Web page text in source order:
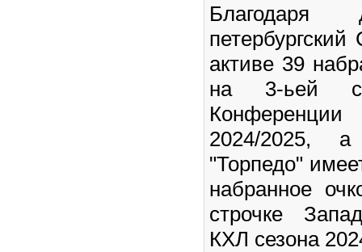
Благодаря
активе 39
на 3-ьей
2024/2025,
"Торпедо"
набранное
строчке
КХЛ сезона